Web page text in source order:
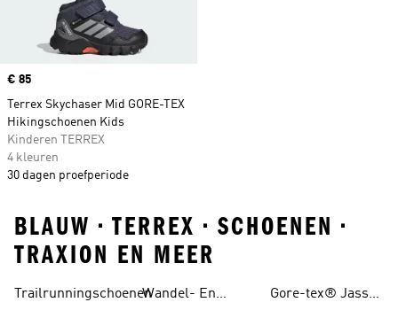
Price
€ 85
Terrex Skychaser Mid GORE-TEX
Hikingschoenen Kids
Kinderen TERREX
4 kleuren
30 dagen proefperiode
BLAUW • TERREX • SCHOENEN •
TRAXION EN MEER
TrailrunningschoenenWandel- En
Gore-tex® Jassen